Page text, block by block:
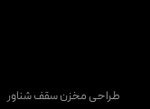
طراحی مخزن سقف شناور